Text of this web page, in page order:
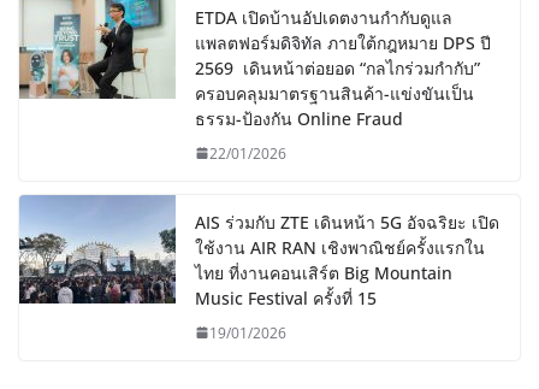
ETDA เปิดบ้านอัปเดตงานกำกับดูแล
แพลตฟอร์มดิจิทัล ภายใต้กฎหมาย DPS ปี
2569 เดินหน้าต่อยอด “กลไกร่วมกำกับ”
ครอบคลุมมาตรฐานสินค้า-แข่งขันเป็น
ธรรม-ป้องกัน Online Fraud
22/01/2026
AIS ร่วมกับ ZTE เดินหน้า 5G อัจฉริยะ เปิด
ใช้งาน AIR RAN เชิงพาณิชย์ครั้งแรกใน
ไทย ที่งานคอนเสิร์ต Big Mountain
Music Festival ครั้งที่ 15
19/01/2026